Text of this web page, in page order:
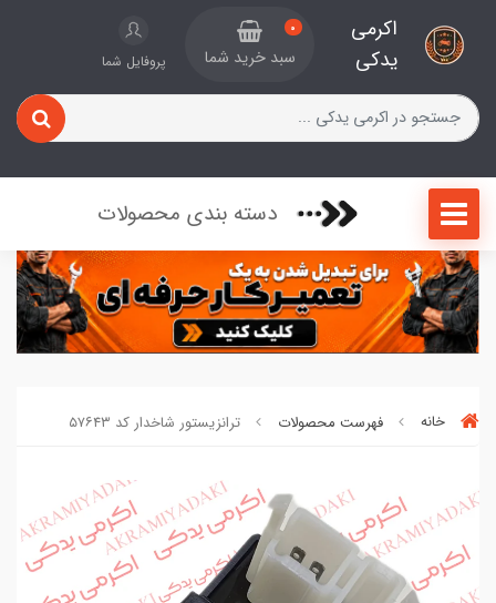
اکرمی
یدکی
0
سبد خرید شما پروفایل شما
دسته بندی محصولات
خانه فهرست محصولات ترانزیستور شاخدار کد ۵۷۶۴۳